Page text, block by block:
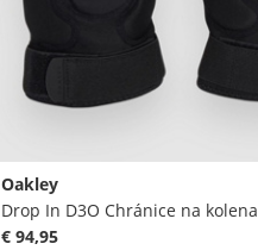
Oakley
Drop In D3O Chránice na kolena
€ 94,95